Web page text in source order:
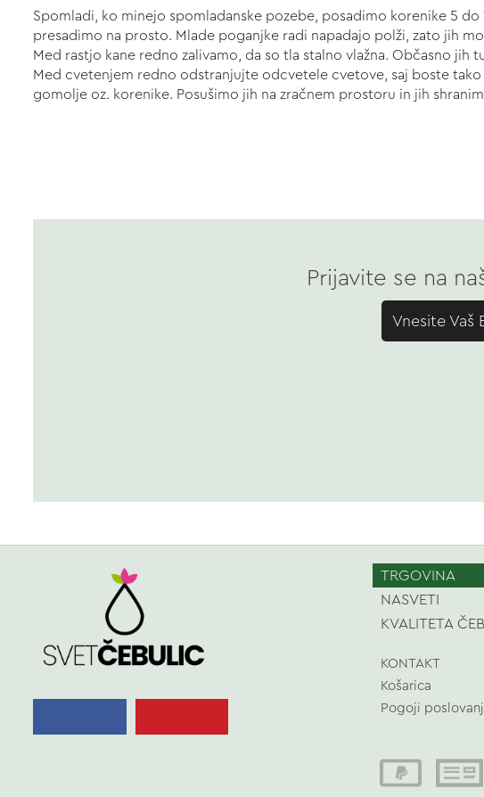
Spomladi, ko minejo spomladanske pozebe, posadimo korenike 5
presadimo na prosto. Mlade poganjke radi napadajo polži, zato jih
Med rastjo kane redno zalivamo, da so tla stalno vlažna. Občasno jih
Med cvetenjem redno odstranjujte odcvetele cvetove, saj boste
gomolje oz. korenike. Posušimo jih na zračnem prostoru in jih
Prijavite se na
Vnesite Vaš
TRGOVINA
NASVETI
KVALITETA
KONTAKT
Košarica
Pogoji